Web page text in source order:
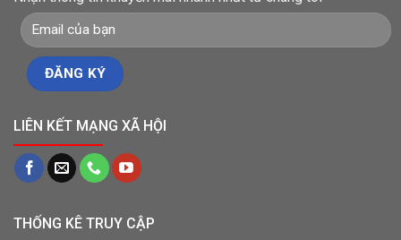
LIÊN KẾT MẠNG XÃ HỘI
THỐNG KÊ TRUY CẬP